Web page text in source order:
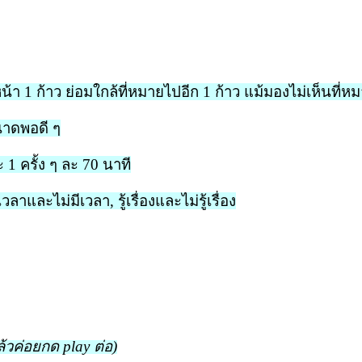
า 1 ก้าว ย่อมใกล้ที่หมายไปอีก 1 ก้าว แม้มองไม่เห็นที่ห
าดพอดี ๆ
ครั้ง ๆ ละ 70 นาที
และไม่มีเวลา, รู้เรื่องและไม่รู้เรื่อง
ค่อยกด play ต่อ)